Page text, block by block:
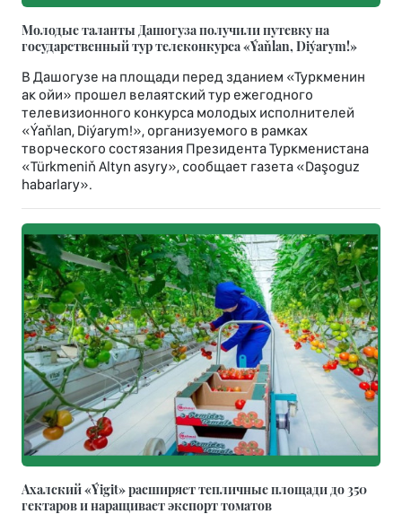
Молодые таланты Дашогуза получили путевку на
государственный тур телеконкурса «Ýaňlan, Diýarym!»
В Дашогузе на площади перед зданием «Туркменин
ак ойи» прошел велаятский тур ежегодного
телевизионного конкурса молодых исполнителей
«Ýaňlan, Diýarym!», организуемого в рамках
творческого состязания Президента Туркменистана
«Türkmeniň Altyn asyry», сообщает газета «Daşoguz
habarlary».
Ахалский «Ýigit» расширяет тепличные площади до 350
гектаров и наращивает экспорт томатов